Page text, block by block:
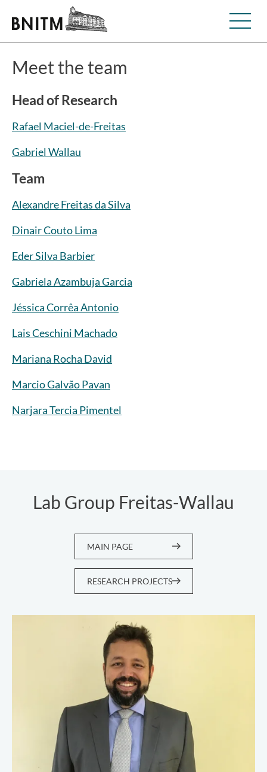
Meet the team
Head of Research
Rafael Maciel-de-Freitas
Gabriel Wallau
Team
Alexandre Freitas da Silva
Dinair Couto Lima
Eder Silva Barbier
Gabriela Azambuja Garcia
Jéssica Corrêa Antonio
Lais Ceschini Machado
Mariana Rocha David
Marcio Galvão Pavan
Narjara Tercia Pimentel
Lab Group Freitas-Wallau
MAIN PAGE
RESEARCH PROJECTS